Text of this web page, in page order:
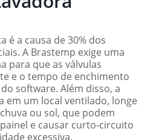
é a causa de 30% dos
A Brastemp exige uma
para que as válvulas
e o tempo de enchimento
software. Além disso, a
em um local ventilado, longe
ou sol, que podem
e causar curto-circuito
excessiva.